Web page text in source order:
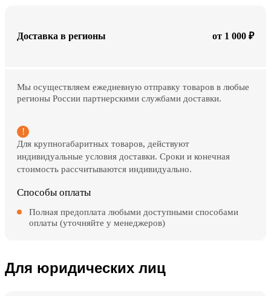
Доставка в регионы от 1 000 ₽
Мы осуществляем ежедневную отправку товаров в любые
регионы России партнерскими службами доставки.
Для крупногабаритных товаров, действуют
индивидуальные условия доставки. Сроки и конечная
стоимость рассчитываются индивидуально.
Способы оплаты
Полная предоплата любыми доступными способами
оплаты (уточняйте у менеджеров)
Для юридических лиц